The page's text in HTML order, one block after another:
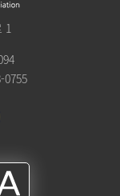
1
0755